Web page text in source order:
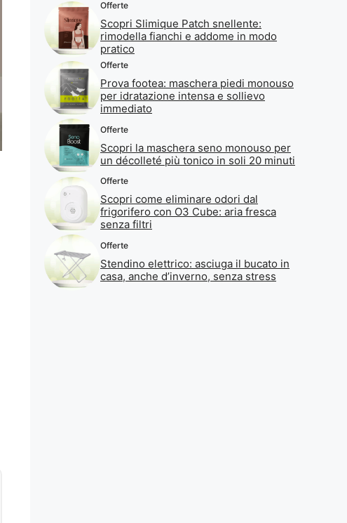
Offerte
Scopri Slimique Patch snellente:
rimodella fianchi e addome in modo
pratico
Offerte
Prova footea: maschera piedi monouso
per idratazione intensa e sollievo
immediato
Offerte
Scopri la maschera seno monouso per
un décolleté più tonico in soli 20 minuti
Offerte
Scopri come eliminare odori dal
frigorifero con O3 Cube: aria fresca
senza filtri
Offerte
Stendino elettrico: asciuga il bucato in
casa, anche d’inverno, senza stress